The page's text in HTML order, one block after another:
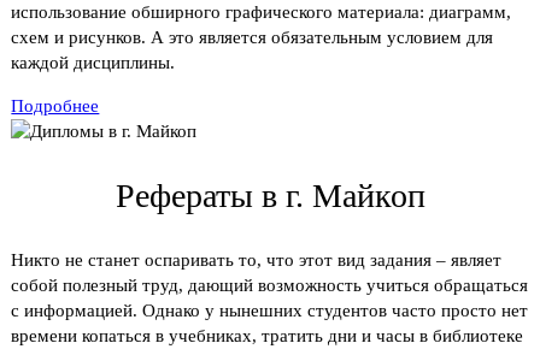
использование обширного графического материала: диаграмм,
схем и рисунков. А это является обязательным условием для
каждой дисциплины.
Подробнее
Рефераты в г. Майкоп
Никто не станет оспаривать то, что этот вид задания – являет
собой полезный труд, дающий возможность учиться обращаться
с информацией. Однако у нынешних студентов часто просто нет
времени копаться в учебниках, тратить дни и часы в библиотеке